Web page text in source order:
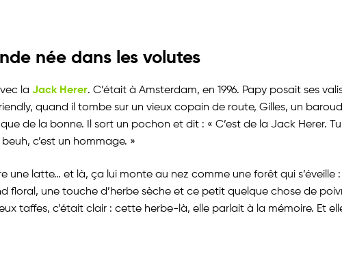
née dans les volutes
la Jack Herer. C’était à Amsterdam, en 1996. Papy posait ses
quand il tombe sur un vieux copain de route, Gilles, un
de la bonne. Il sort un pochon et dit : « C’est de la Jack Herer. Tu
c’est un hommage. »
une latte… et là, ça lui monte au nez comme une forêt qui s’éveille
floral, une touche d’herbe sèche et ce petit quelque chose de
taffes, c’était clair : cette herbe-là, elle parlait à la mémoire. Et